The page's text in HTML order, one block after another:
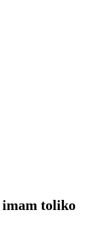
imam toliko